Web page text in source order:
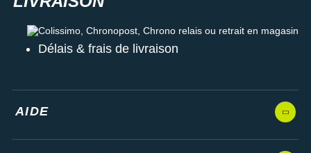
Colissimo, Chronopost, Chrono relais ou retrait en magasin
Délais & frais de livraison
AIDE